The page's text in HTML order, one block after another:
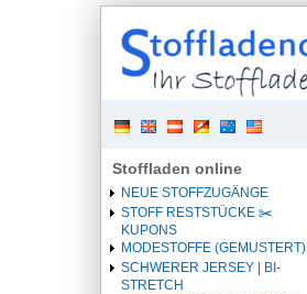
Stoffladen online
NEUE STOFFZUGÄNGE
STOFF RESTSTÜCKE ✂️️
KUPONS
MODESTOFFE (GEMUSTERT)
SCHWERER JERSEY | BI-
STRETCH